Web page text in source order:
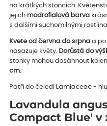
na krátkých stoncích.
jejich modrofialová barva
s dalšími suchomilnými
Kvete od června do srpna a po
nasazuje květy. Dorůstá do
stonky mohou dosáhnout
cm.
Patří do čeledi Lamiaceae -
Lavandula
Compact Blue' v